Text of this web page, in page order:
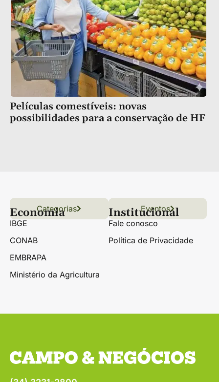
Películas comestíveis: novas
possibilidades para a conservação de HF
Links úteis
Conteúdo Grãos
Florestas Hortifrúti
Categorias Eventos
Economia
IBGE
CONAB
EMBRAPA
Ministério da Agricultura
Institucional
Fale conosco
Política de Privacidade